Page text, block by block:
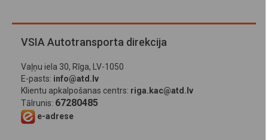
VSIA Autotransporta direkcija
Vaļņu iela 30, Rīga, LV-1050
E-pasts: info@atd.lv
Klientu apkalpošanas centrs: riga.kac@atd.lv
Tālrunis: 67280485
e-adrese